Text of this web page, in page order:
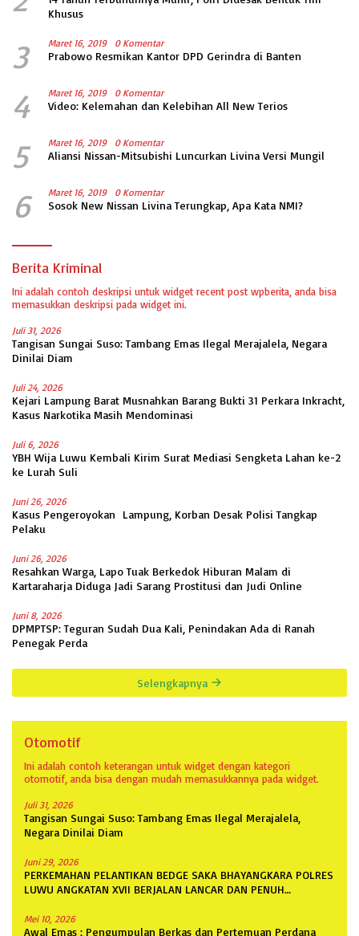
Khusus
3 Maret 16, 2019 0 Komentar
Prabowo Resmikan Kantor DPD Gerindra di Banten
4 Maret 16, 2019 0 Komentar
Video: Kelemahan dan Kelebihan All New Terios
5 Maret 16, 2019 0 Komentar
Aliansi Nissan-Mitsubishi Luncurkan Livina Versi Mungil
6 Maret 16, 2019 0 Komentar
Sosok New Nissan Livina Terungkap, Apa Kata NMI?
Berita Kriminal
Ini adalah contoh deskripsi untuk widget recent post wpberita, anda bisa
memasukkan deskripsi pada widget ini.
Juli 31, 2026
Tangisan Sungai Suso: Tambang Emas Ilegal Merajalela, Negara
Dinilai Diam
Juli 24, 2026
Kejari Lampung Barat Musnahkan Barang Bukti 31 Perkara Inkracht,
Kasus Narkotika Masih Mendominasi
Juli 6, 2026
YBH Wija Luwu Kembali Kirim Surat Mediasi Sengketa Lahan ke-2
ke Lurah Suli
Juni 26, 2026
Kasus Pengeroyokan Lampung, Korban Desak Polisi Tangkap
Pelaku
Juni 26, 2026
Resahkan Warga, Lapo Tuak Berkedok Hiburan Malam di
Kartaraharja Diduga Jadi Sarang Prostitusi dan Judi Online
Juni 8, 2026
DPMPTSP: Teguran Sudah Dua Kali, Penindakan Ada di Ranah
Penegak Perda
Selengkapnya
Otomotif
Ini adalah contoh keterangan untuk widget dengan kategori
otomotif, anda bisa dengan mudah memasukkannya pada widget.
Juli 31, 2026
Tangisan Sungai Suso: Tambang Emas Ilegal Merajalela,
Negara Dinilai Diam
Juni 29, 2026
PERKEMAHAN PELANTIKAN BEDGE SAKA BHAYANGKARA POLRES
LUWU ANGKATAN XVII BERJALAN LANCAR DAN PENUH
Mei 10, 2026
Awal Emas : Pengumpulan Berkas dan Pertemuan Perdana